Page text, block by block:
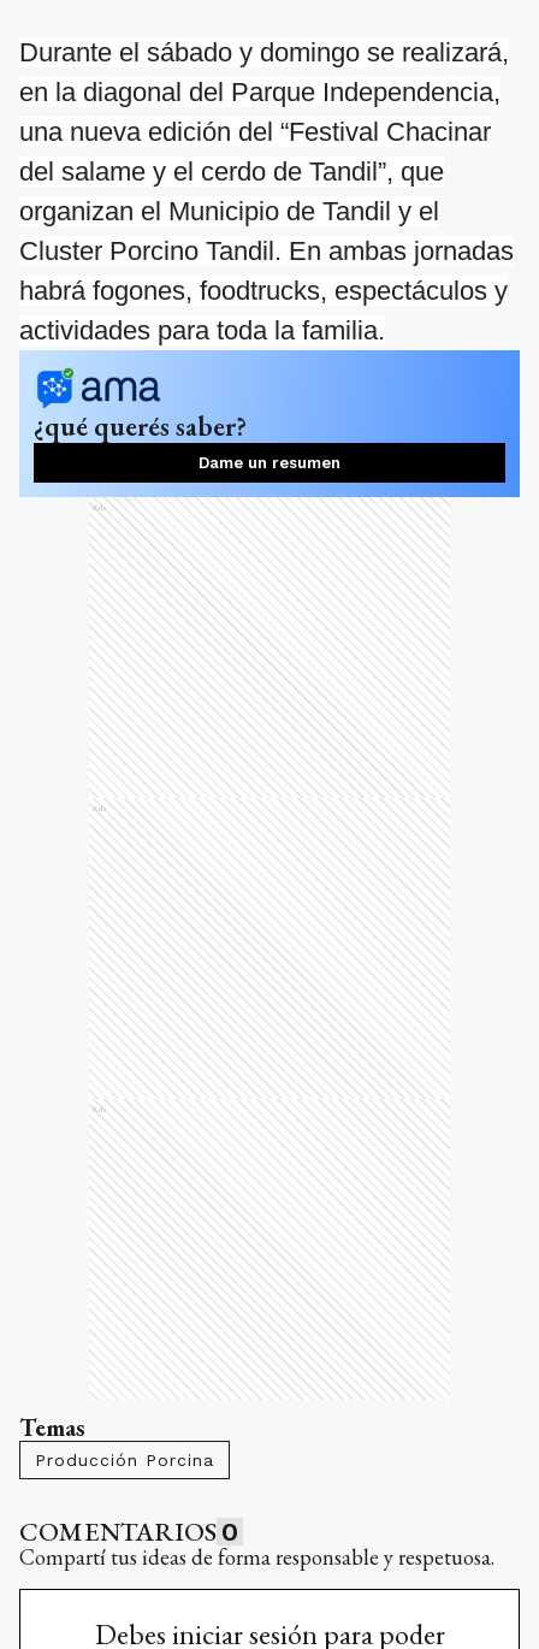
Durante el sábado y domingo se realizará,
en la diagonal del Parque Independencia,
una nueva edición del “Festival Chacinar
del salame y el cerdo de Tandil”, que
organizan el Municipio de Tandil y el
Cluster Porcino Tandil. En ambas jornadas
habrá fogones, foodtrucks, espectáculos y
actividades para toda la familia.
¿qué querés saber?
Dame un resumen
Ads
Ads
Ads
Temas
Producción Porcina
COMENTARIOS 0
Compartí tus ideas de forma responsable y respetuosa.
Debes iniciar sesión para poder